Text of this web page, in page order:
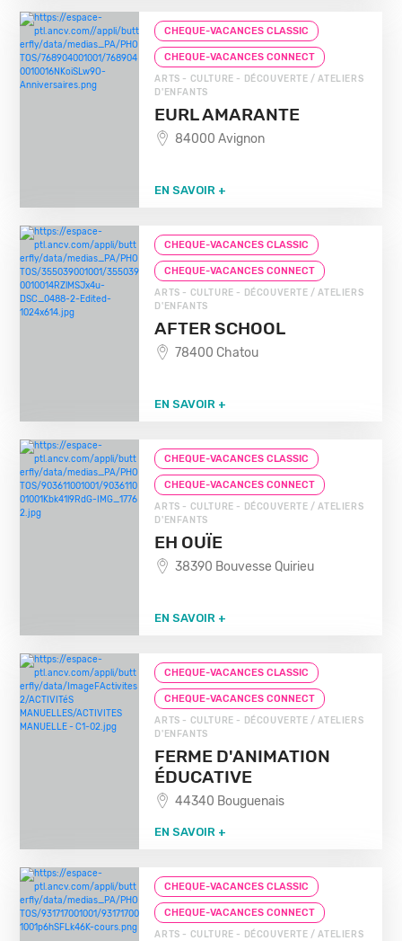
CHEQUE-VACANCES CLASSIC
CHEQUE-VACANCES CONNECT
ARTS - CULTURE - DÉCOUVERTE / ATELIERS
D'ENFANTS
EURL AMARANTE
84000 Avignon
EN SAVOIR +
CHEQUE-VACANCES CLASSIC
CHEQUE-VACANCES CONNECT
ARTS - CULTURE - DÉCOUVERTE / ATELIERS
D'ENFANTS
AFTER SCHOOL
78400 Chatou
EN SAVOIR +
CHEQUE-VACANCES CLASSIC
CHEQUE-VACANCES CONNECT
ARTS - CULTURE - DÉCOUVERTE / ATELIERS
D'ENFANTS
EH OUÏE
38390 Bouvesse Quirieu
EN SAVOIR +
CHEQUE-VACANCES CLASSIC
CHEQUE-VACANCES CONNECT
ARTS - CULTURE - DÉCOUVERTE / ATELIERS
D'ENFANTS
FERME D'ANIMATION
ÉDUCATIVE
44340 Bouguenais
EN SAVOIR +
CHEQUE-VACANCES CLASSIC
CHEQUE-VACANCES CONNECT
ARTS - CULTURE - DÉCOUVERTE / ATELIERS